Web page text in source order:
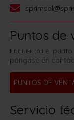
Puntos de
Encuentra el
póngase en
PUNTOS DE
Servicio